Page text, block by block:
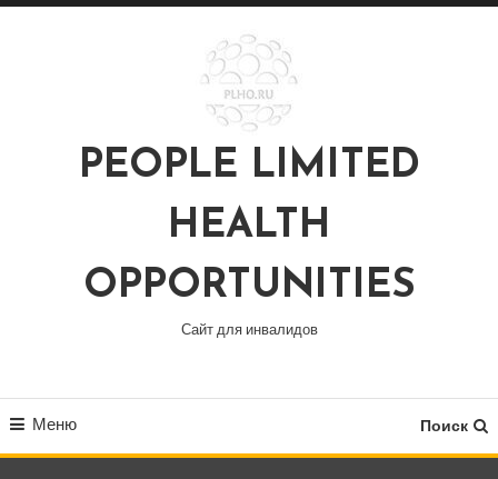
Перейти
PEOPLE LIMITED
HEALTH
OPPORTUNITIES
Сайт для инвалидов
Меню Поиск